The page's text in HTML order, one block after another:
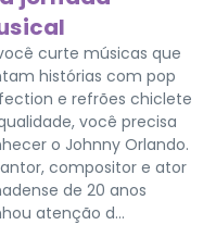
curte músicas que
histórias com pop
e refrões chiclete
você precisa
o Johnny Orlando.
compositor e ator
de 20 anos
atenção d...